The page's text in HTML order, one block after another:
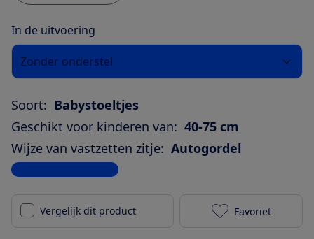
In de uitvoering
Zonder onderstel
Soort: Babystoeltjes
Geschikt voor kinderen van: 40-75 cm
Wijze van vastzetten zitje: Autogordel
Bekijk alle specificaties
Vergelijk dit product Babyzen
Favoriet